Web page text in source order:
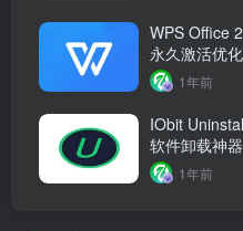
WPS Office
永久激活优
1年前
IObit
软件卸载神器
1年前